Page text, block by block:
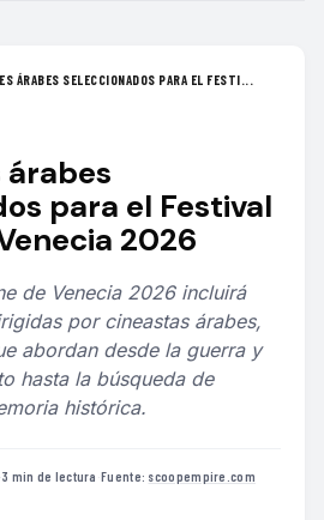
ÁRABES SELECCIONADOS PARA EL FESTI...
árabes
para el Festival
2026
de Venecia 2026 incluirá
por cineastas árabes,
abordan desde la guerra y
hasta la búsqueda de
histórica.
·3 min de lectura ·Fuente: scoopempire.com